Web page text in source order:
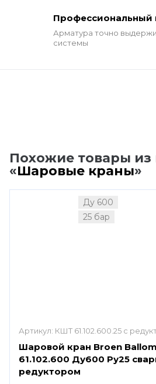
Профессиональный
Арматура точно
системы
Похожие товары из
«Шаровые краны»
Ду 600
25 бар
Артикул: КШТ 61.102.600.25 с
Шаровой кран Broen
61.102.600 Ду600 Ру25
редуктором